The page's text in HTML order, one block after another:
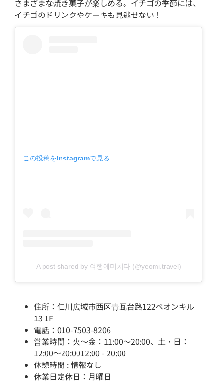
さまざまな焼き菓子が楽しめる。イチゴの季節には、
イチゴのドリンクやケーキも見逃せない！
この投稿をInstagramで見る
A post shared by 여행에미치다 (@yeomi.travel)
住所：仁川広域市西区青瓦台路122ベオンキル
13 1F
電話：010-7503-8206
営業時間：火～金：11:00～20:00、土・日：
12:00～20:0012:00 - 20:00
休憩時間 : 情報なし
休業日定休日：月曜日